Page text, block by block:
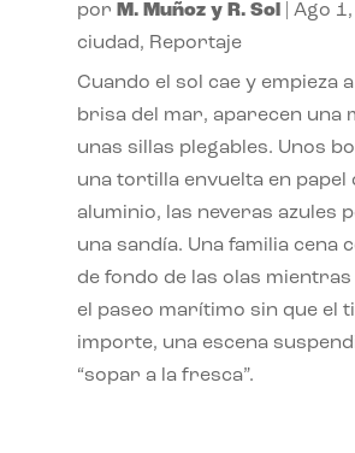
por M. Muñoz y R. Sol| Ago
ciudad, Reportaje
Cuando el sol cae y empieza
brisa del mar, aparecen una
unas sillas plegables. Unos
una tortilla envuelta en papel
aluminio, las neveras azules
una sandía. Una familia cena
de fondo de las olas
el paseo marítimo sin que el
importe, una escena
“sopar a la fresca”.